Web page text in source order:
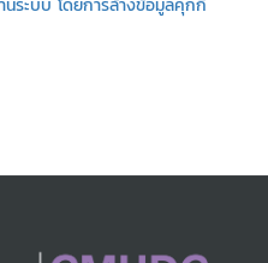
นระบบ โดยการล้างข้อมูลคุกกี้